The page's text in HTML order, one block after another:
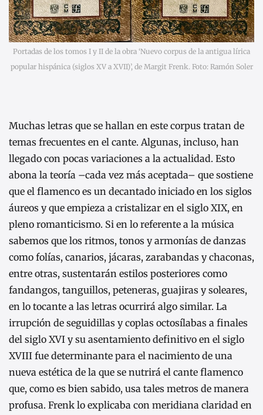
Portadas de los tomos I y II de la obra ‘Nuevo corpus de la antigua lírica
popular hispánica (siglos XV a XVII)’, de Margit Frenk. Foto: Ramón Soler
Muchas letras que se hallan en este corpus tratan de
temas frecuentes en el cante. Algunas, incluso, han
llegado con pocas variaciones a la actualidad. Esto
abona la teoría –cada vez más aceptada– que sostiene
que el flamenco es un decantado iniciado en los siglos
áureos y que empieza a cristalizar en el siglo XIX, en
pleno romanticismo. Si en lo referente a la música
sabemos que los ritmos, tonos y armonías de danzas
como folías, canarios, jácaras, zarabandas y chaconas,
entre otras, sustentarán estilos posteriores como
fandangos, tanguillos, peteneras, guajiras y soleares,
en lo tocante a las letras ocurrirá algo similar. La
irrupción de seguidillas y coplas octosílabas a finales
del siglo XVI y su asentamiento definitivo en el siglo
XVIII fue determinante para el nacimiento de una
nueva estética de la que se nutrirá el cante flamenco
que, como es bien sabido, usa tales metros de manera
profusa. Frenk lo explicaba con meridiana claridad en